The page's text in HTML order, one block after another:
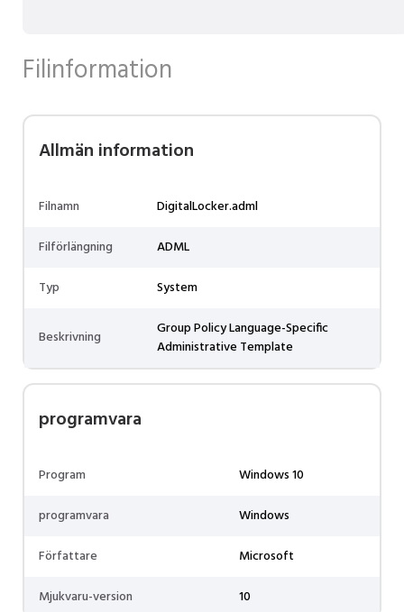
Filinformation
Allmän information
Filnamn
DigitalLocker.adml
Filförlängning
ADML
Typ
System
Beskrivning
Group Policy Language-Specific
Administrative Template
programvara
Program
Windows 10
programvara
Windows
Författare
Microsoft
Mjukvaru-version
10